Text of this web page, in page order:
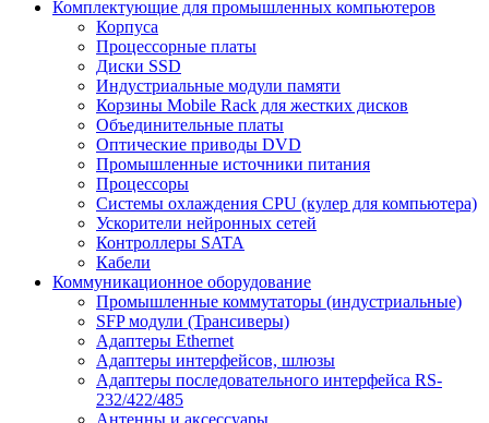
Комплектующие для промышленных компьютеров
Корпуса
Процессорные платы
Диски SSD
Индустриальные модули памяти
Корзины Mobile Rack для жестких дисков
Объединительные платы
Оптические приводы DVD
Промышленные источники питания
Процессоры
Системы охлаждения CPU (кулер для компьютера)
Ускорители нейронных сетей
Контроллеры SATA
Кабели
Коммуникационное оборудование
Промышленные коммутаторы (индустриальные)
SFP модули (Трансиверы)
Адаптеры Ethernet
Адаптеры интерфейсов, шлюзы
Адаптеры последовательного интерфейса RS-
232/422/485
Антенны и аксессуары